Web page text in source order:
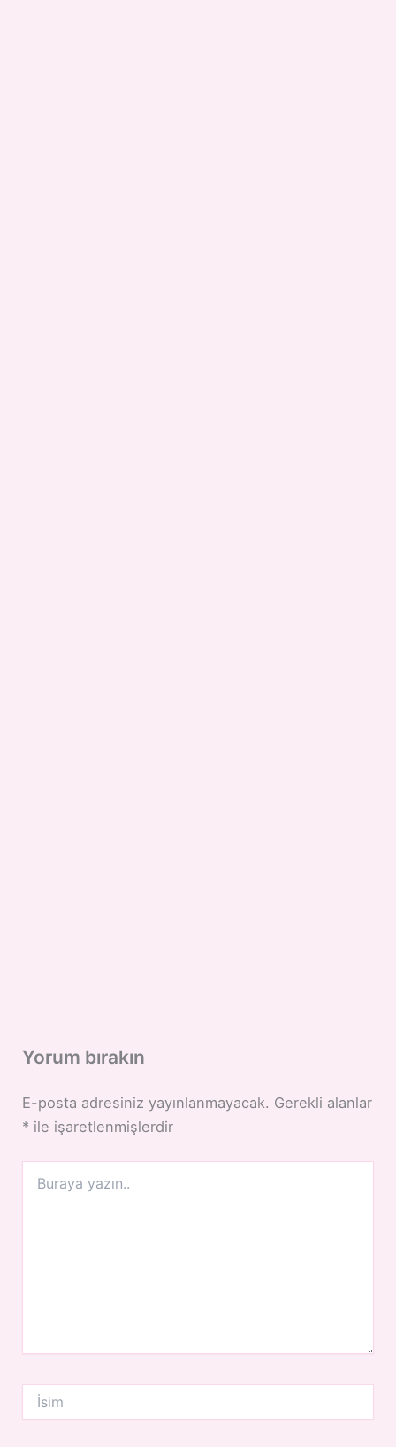
Yorum bırakın
E-posta adresiniz yayınlanmayacak. Gerekli alanlar
* ile işaretlenmişlerdir
yazın..
İsim